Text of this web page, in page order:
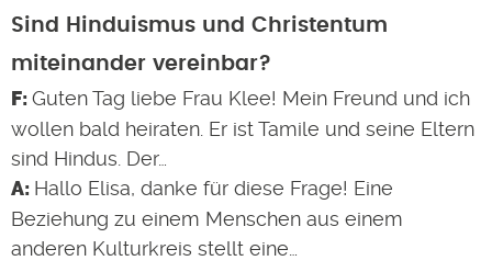
Sind Hinduismus und Christentum
miteinander vereinbar?
Guten Tag liebe Frau Klee! Mein Freund und ich
wollen bald heiraten. Er ist Tamile und seine Eltern
sind Hindus. Der…
Hallo Elisa, danke für diese Frage! Eine
Beziehung zu einem Menschen aus einem
anderen Kulturkreis stellt eine…